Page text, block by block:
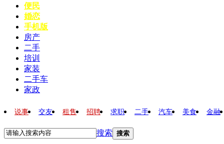
便民
婚恋
手机版
房产
二手
培训
家装
二手车
家政
说事 交友 租售 招聘 求职 二手 汽车 美食 金融
搜索 搜索